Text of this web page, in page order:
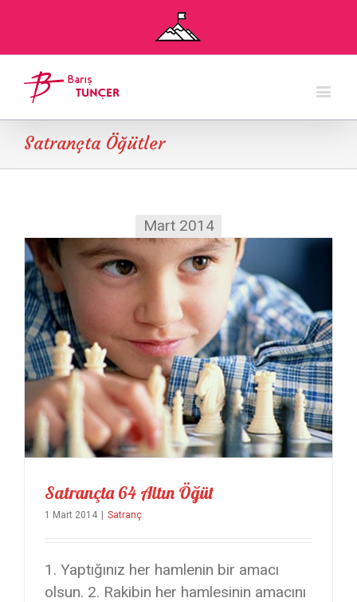
Satrançta Öğütler
Mart 2014
Satrançta 64 Altın Öğüt
1 Mart 2014 Satranç
1. Yaptığınız her hamlenin bir amacı
olsun. 2. Rakibin her hamlesinin amacını